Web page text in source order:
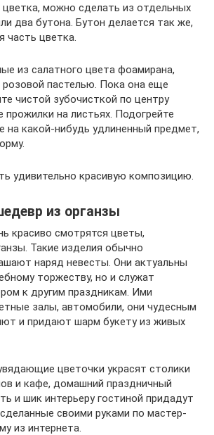
можно сделать из отдельных
два бутона. Бутон делается так же,
часть цветка.
из салатного цвета фоамирана,
розовой пастелью. Пока она еще
чистой зубочисткой по центру
прожилки на листьях. Подогрейте
на какой-нибудь удлиненный предмет,
удивительно красивую композицию.
из органзы
красиво смотрятся цветы,
Такие изделия обычно
наряд невесты. Они актуальны
торжеству, но и служат
к другим праздникам. Ими
залы, автомобили, они чудесным
и придают шарм букету из живых
цветочки украсят столики
и кафе, домашний праздничный
и шик интерьеру гостиной придадут
своими руками по мастер-
из интернета.